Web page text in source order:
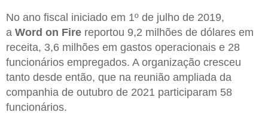
No ano fiscal iniciado em 1º de julho de 2019,
a Word on Fire reportou 9,2 milhões de dólares em
receita, 3,6 milhões em gastos operacionais e 28
funcionários empregados. A organização cresceu
tanto desde então, que na reunião ampliada da
companhia de outubro de 2021 participaram 58
funcionários.